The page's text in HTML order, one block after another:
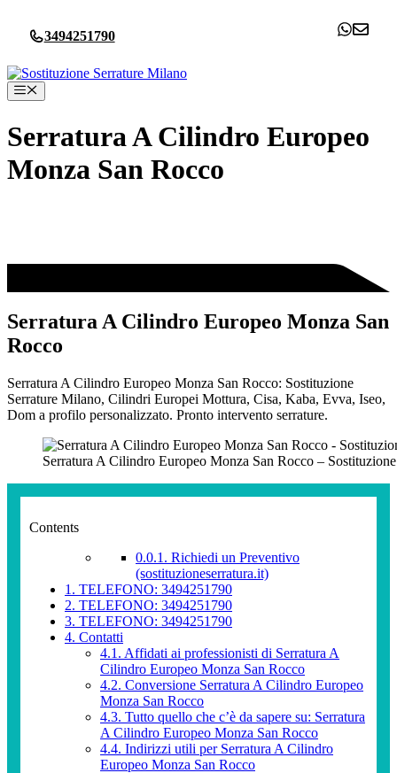
contenuto
3494251790
Menu
Serratura A Cilindro Europeo
Monza San Rocco
Serratura A Cilindro Europeo Monza San
Rocco
Serratura A Cilindro Europeo Monza San Rocco: Sostituzione
Serrature Milano, Cilindri Europei Mottura, Cisa, Kaba, Evva, Iseo,
Dom a profilo personalizzato. Pronto intervento serrature.
Serratura A Cilindro Europeo Monza San Rocco –
Contents
0.0.1. Richiedi un Preventivo
(sostituzioneserratura.it)
1. TELEFONO: 3494251790
2. TELEFONO: 3494251790
3. TELEFONO: 3494251790
4. Contatti
4.1. Affidati ai professionisti di Serratura A
Cilindro Europeo Monza San Rocco
4.2. Conversione Serratura A Cilindro Europeo
Monza San Rocco
4.3. Tutto quello che c’è da sapere su: Serratura
A Cilindro Europeo Monza San Rocco
4.4. Indirizzi utili per Serratura A Cilindro
Europeo Monza San Rocco